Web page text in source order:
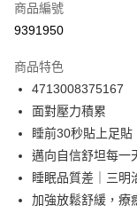
信用卡分期付款
合作金庫商業銀行
華南商業銀行
上海商業儲蓄銀行
國泰世華商業銀行
臺灣中小企業銀行
匯豐（台灣）商業銀
聯邦商業銀行
元大商業銀行
LINE Pay
Apple Pay
街口支付
商品編號
9391950
商品特色
4713008375167
面對壓力積累
睡前30秒貼上足貼
邁向自信舒坦每一
睡眠品質差｜三明
加強放鬆舒緩，療